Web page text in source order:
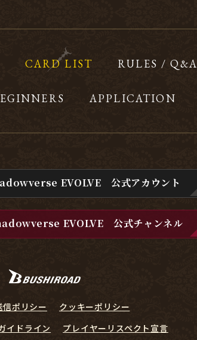
CARD LIST RULES / Q&A
APPLICATION
EVOLVE 公式アカウント
EVOLVE公式チャンネル
信ポリシー
クッキーポリシー
イドライン
プレイヤーリスペクト宣言